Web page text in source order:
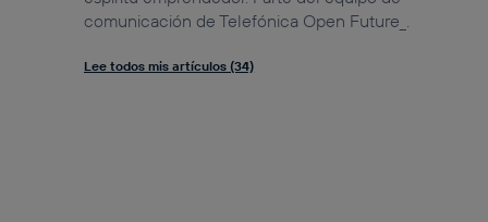
comunicación de Telefónica Open Future_.
Lee todos mis artículos (34)